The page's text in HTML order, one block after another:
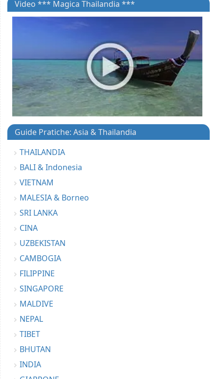
Video *** Magica Thailandia ***
Guide Pratiche: Asia & Thailandia
THAILANDIA
BALI & Indonesia
VIETNAM
MALESIA & Borneo
SRI LANKA
CINA
UZBEKISTAN
CAMBOGIA
FILIPPINE
SINGAPORE
MALDIVE
NEPAL
TIBET
BHUTAN
INDIA